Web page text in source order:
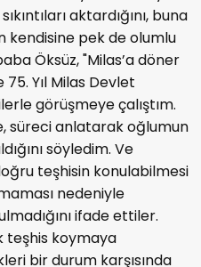
aktardığını, buna
kendisine pek de olumlu
Öksüz, "Milas’a döner
Yıl Milas Devlet
görüşmeye çalıştım.
süreci anlatarak oğlumun
söyledim. Ve
teşhisin konulabilmesi
nedeniyle
ifade ettiler.
teşhis koymaya
bir durum karşısında